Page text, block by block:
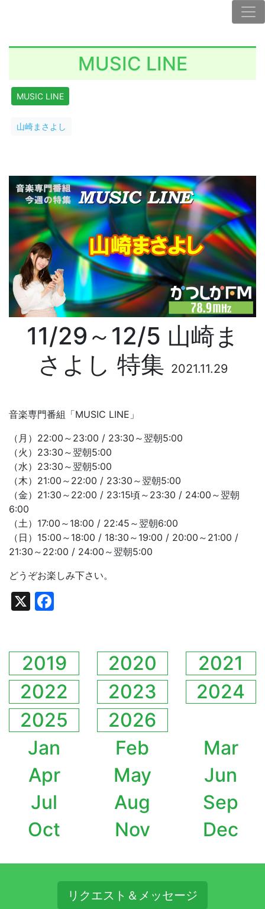
MUSIC LINE
MUSIC LINE
山崎まさよし
11/29～12/5 山崎ま
さよし 特集 2021.11.29
音楽専門番組「MUSIC LINE」
（月）22:00～23:00 / 23:30～翌朝5:00
（火）23:30～翌朝5:00
（水）23:30～翌朝5:00
（木）21:00～22:00 / 23:30～翌朝5:00
（金）21:30～22:00 / 23:15頃～23:30 / 24:00～翌朝
6:00
（土）17:00～18:00 / 22:45～翌朝6:00
（日）15:00～18:00 / 18:30～19:00 / 20:00～21:00 /
21:30～22:00 / 24:00～翌朝5:00
どうぞお楽しみ下さい。
X
2019 2020
2021
2022
2023
2024
2025
2026
Jan
Feb
Mar
Apr
May
Jun
Jul
Aug
Sep
Oct
Nov Dec
リクエスト＆メッセージ